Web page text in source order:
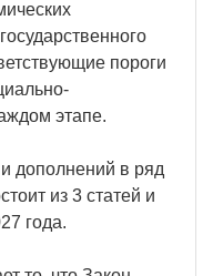
пороги
этапе.
дополнений в ряд
из 3 статей и
года.